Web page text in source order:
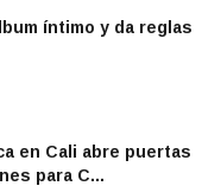
íntimo y da reglas
en Cali abre puertas
para C...